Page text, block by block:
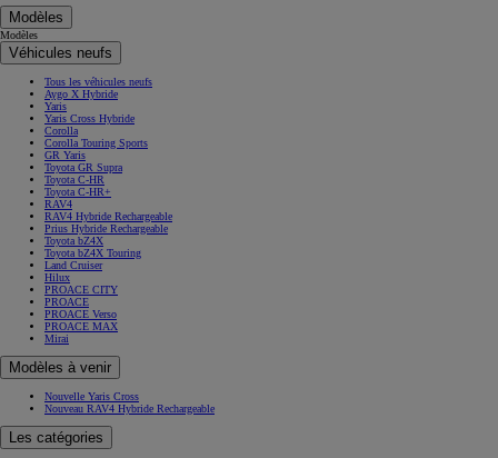
Modèles
Modèles
Véhicules neufs
Tous les véhicules neufs
Aygo X Hybride
Yaris
Yaris Cross Hybride
Corolla
Corolla Touring Sports
GR Yaris
Toyota GR Supra
Toyota C-HR
Toyota C-HR+
RAV4
RAV4 Hybride Rechargeable
Prius Hybride Rechargeable
Toyota bZ4X
Toyota bZ4X Touring
Land Cruiser
Hilux
PROACE CITY
PROACE
PROACE Verso
PROACE MAX
Mirai
Modèles à venir
Nouvelle Yaris Cross
Nouveau RAV4 Hybride Rechargeable
Les catégories